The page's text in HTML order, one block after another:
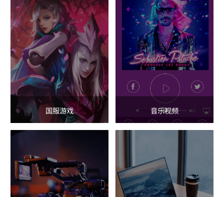
国服游戏 音乐视频